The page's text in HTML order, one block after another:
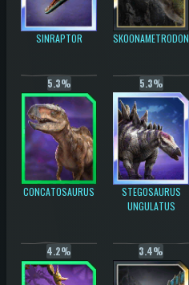
SINRAPTOR SKOONAMETRODON
5.3%
CONCATOSAURUS
5.3%
STEGOSAURUS
UNGULATUS
4.2% 3.4%